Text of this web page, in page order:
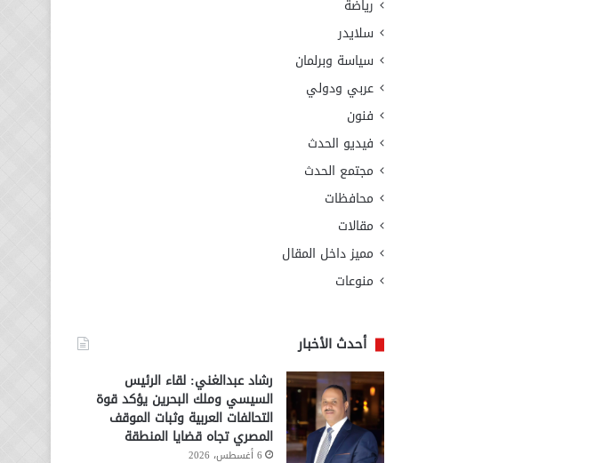
رياضة
سلايدر
سياسة وبرلمان
عربي ودولي
فنون
فيديو الحدث
مجتمع الحدث
محافظات
مقالات
مميز داخل المقال
منوعات
أحدث الأخبار
رشاد عبدالغني: لقاء الرئيس
السيسي وملك البحرين يؤكد قوة
التحالفات العربية وثبات الموقف
المصري تجاه قضايا المنطقة
6 أغسطس، 2026